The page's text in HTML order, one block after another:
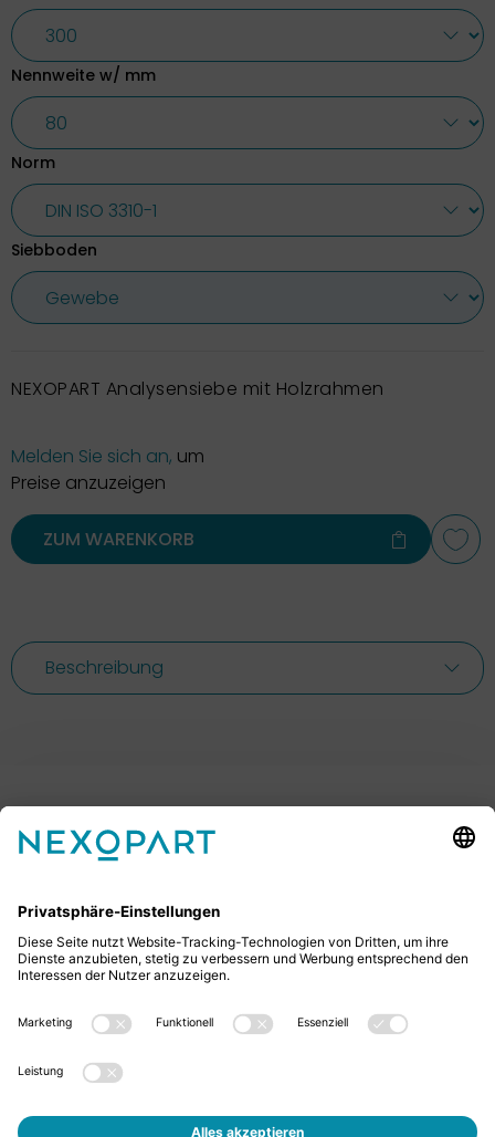
Nennweite w/ mm
Norm
Siebboden
NEXOPART Analysensiebe mit Holzrahmen
Melden Sie sich an, um
Preise anzuzeigen
ZUM WARENKORB
Beschreibung
Ihr Kontakt zu uns.
schreiben uns eine E-Mail.
+49 2522 59084 0
sales@nexopart.com
Jobs